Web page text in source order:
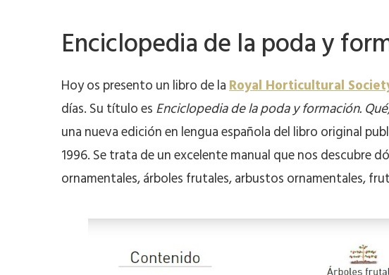
Enciclopedia de la poda y
Hoy os presento un libro de laRoyal Horticultural
días. Su título esEnciclopedia de la poda y formación.
una nueva edición en lengua española del libro original
1996. Se trata de un excelente manual que nos descubre
ornamentales, árboles frutales, arbustos ornamentales,